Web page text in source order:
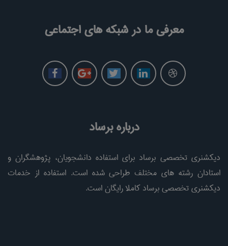
معرفی ما در شبکه های اجتماعی
درباره برساد
دیکشنری تخصصی برساد برای استفاده دانشجویان، پژوهشگران و
استادان رشته های مختلف طراحی شده است. استفاده از خدمات
دیکشنری تخصصی برساد کاملا رایگان است.